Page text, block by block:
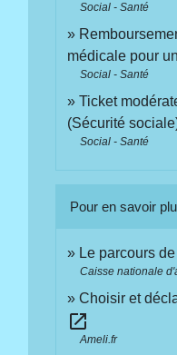
Social - Santé
médicale pour
Social - Santé
Ticket
(Sécurité
Social - Santé
Pour en savoir
Le parcours
Caisse nationale
Choisir et
open_in_new
Ameli.fr